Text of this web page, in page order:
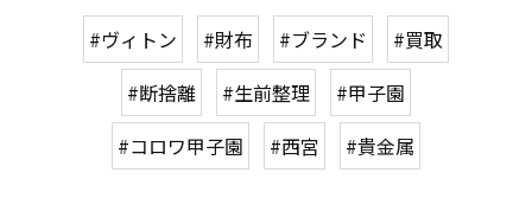
#ヴィトン #財布 #ブランド
#買取
#断捨離
#生前整理
#甲子園
#コロワ甲子園
#西宮 #貴金属